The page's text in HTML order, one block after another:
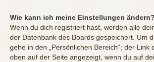
Wie kann ich meine Einstellungen ändern?
Wenn du dich registriert hast, werden alle
der Datenbank des Boards gespeichert. Um
gehe in den „Persönlichen Bereich“; der Link
oben auf der Seite angezeigt, wenn du auf